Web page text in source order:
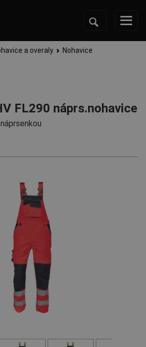
a overaly Nohavice
FL290 náprs.nohavice